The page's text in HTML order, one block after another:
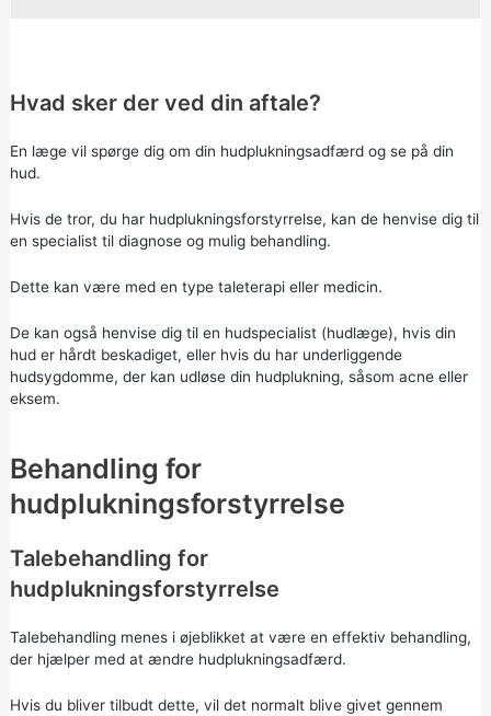
Hvad sker der ved din aftale?
En læge vil spørge dig om din hudplukningsadfærd og se på din
hud.
Hvis de tror, du har hudplukningsforstyrrelse, kan de henvise dig til
en specialist til diagnose og mulig behandling.
Dette kan være med en type taleterapi eller medicin.
De kan også henvise dig til en hudspecialist (hudlæge), hvis din
hud er hårdt beskadiget, eller hvis du har underliggende
hudsygdomme, der kan udløse din hudplukning, såsom acne eller
eksem.
Behandling for
hudplukningsforstyrrelse
Talebehandling for
hudplukningsforstyrrelse
Talebehandling menes i øjeblikket at være en effektiv behandling,
der hjælper med at ændre hudplukningsadfærd.
Hvis du bliver tilbudt dette, vil det normalt blive givet gennem